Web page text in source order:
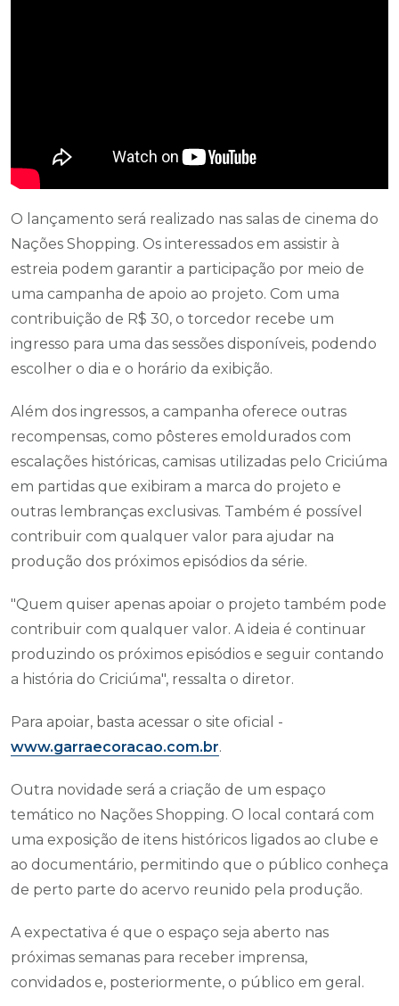
O lançamento será realizado nas salas de cinema do
Nações Shopping. Os interessados em assistir à
estreia podem garantir a participação por meio de
uma campanha de apoio ao projeto. Com uma
contribuição de R$ 30, o torcedor recebe um
ingresso para uma das sessões disponíveis, podendo
escolher o dia e o horário da exibição.
Além dos ingressos, a campanha oferece outras
recompensas, como pôsteres emoldurados com
escalações históricas, camisas utilizadas pelo Criciúma
em partidas que exibiram a marca do projeto e
outras lembranças exclusivas. Também é possível
contribuir com qualquer valor para ajudar na
produção dos próximos episódios da série.
"Quem quiser apenas apoiar o projeto também pode
contribuir com qualquer valor. A ideia é continuar
produzindo os próximos episódios e seguir contando
a história do Criciúma", ressalta o diretor.
Para apoiar, basta acessar o site oficial -
www.garraecoracao.com.br.
Outra novidade será a criação de um espaço
temático no Nações Shopping. O local contará com
uma exposição de itens históricos ligados ao clube e
ao documentário, permitindo que o público conheça
de perto parte do acervo reunido pela produção.
A expectativa é que o espaço seja aberto nas
próximas semanas para receber imprensa,
convidados e, posteriormente, o público em geral.